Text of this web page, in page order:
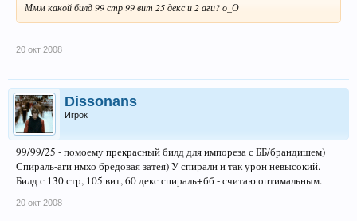
Ммм какой билд 99 стр 99 вит 25 декс и 2 аги? о_О
20 окт 2008
Dissonans
Игрок
99/99/25 - помоему прекрасный билд для импореза с ББ/брандишем)
Спираль-аги имхо бредовая затея) У спирали и так урон невысокий.
Билд с 130 стр, 105 вит, 60 декс спираль+бб - считаю оптимальным.
20 окт 2008